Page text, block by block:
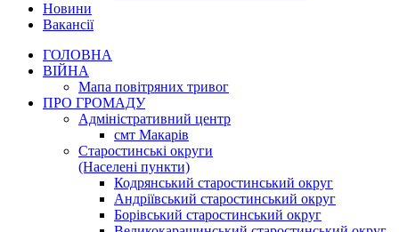
Новини
Вакансії
ГОЛОВНА
ВІЙНА
Мапа повітряних тривог
ПРО ГРОМАДУ
Aдміністративний центр
смт Макарів
Старостинські округи
(Населені пункти)
Кодрянський старостинський округ
Андріївський старостинський округ
Борівський старостинський округ